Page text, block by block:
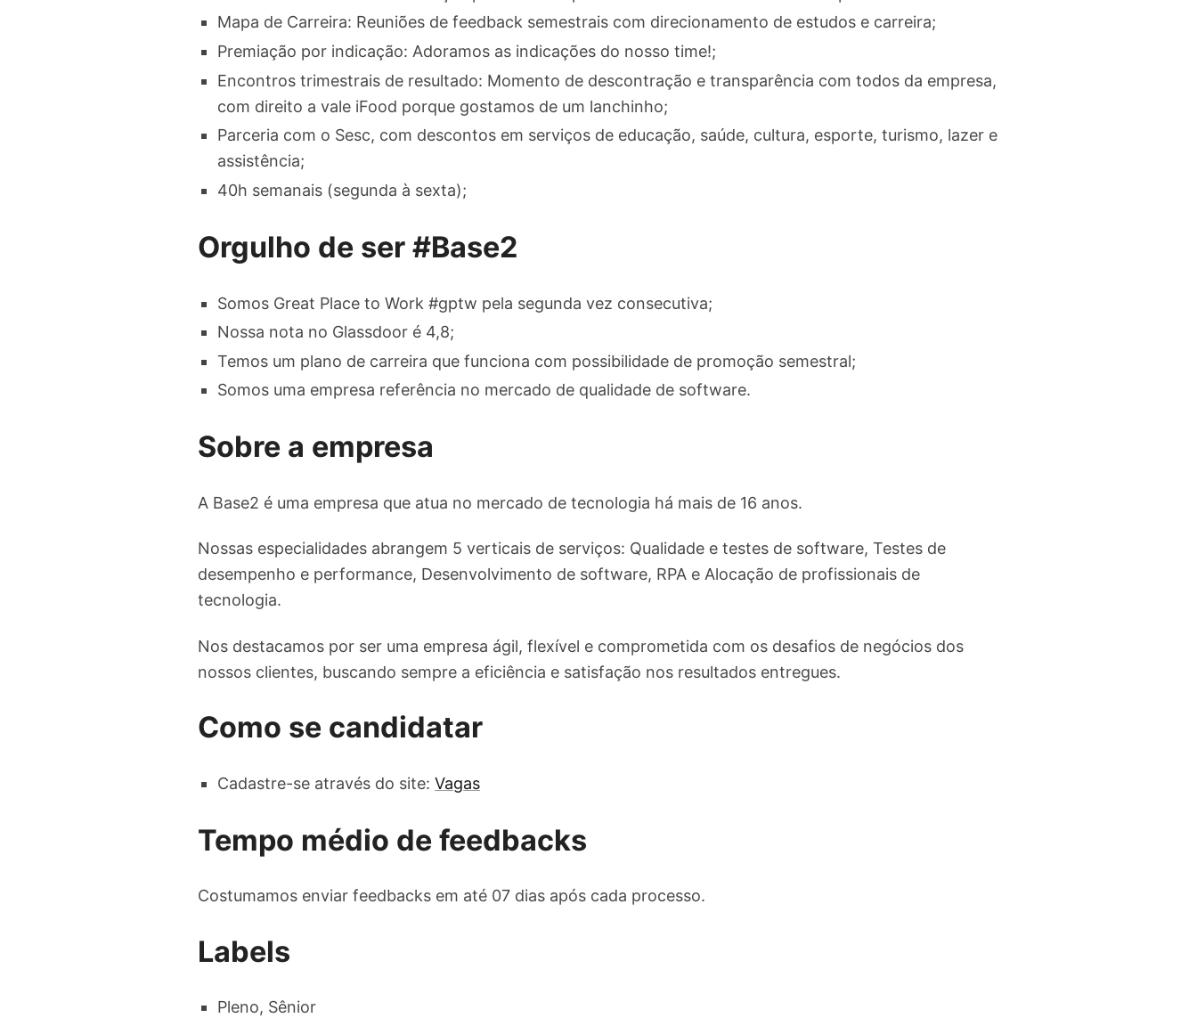
Mapa de Carreira: Reuniões de feedback semestrais com direcionamento de estudos e carreira;
Premiação por indicação: Adoramos as indicações do nosso time!;
Encontros trimestrais de resultado: Momento de descontração e transparência com todos da empresa,
com direito a vale iFood porque gostamos de um lanchinho;
Parceria com o Sesc, com descontos em serviços de educação, saúde, cultura, esporte, turismo, lazer e
assistência;
40h semanais (segunda à sexta);
Orgulho de ser #Base2
Somos Great Place to Work #gptw pela segunda vez consecutiva;
Nossa nota no Glassdoor é 4,8;
Temos um plano de carreira que funciona com possibilidade de promoção semestral;
Somos uma empresa referência no mercado de qualidade de software.
Sobre a empresa
A Base2 é uma empresa que atua no mercado de tecnologia há mais de 16 anos.
Nossas especialidades abrangem 5 verticais de serviços: Qualidade e testes de software, Testes de
desempenho e performance, Desenvolvimento de software, RPA e Alocação de profissionais de
tecnologia.
Nos destacamos por ser uma empresa ágil, flexível e comprometida com os desafios de negócios dos
nossos clientes, buscando sempre a eficiência e satisfação nos resultados entregues.
Como se candidatar
Cadastre-se através do site: Vagas
Tempo médio de feedbacks
Costumamos enviar feedbacks em até 07 dias após cada processo.
Labels
Pleno, Sênior